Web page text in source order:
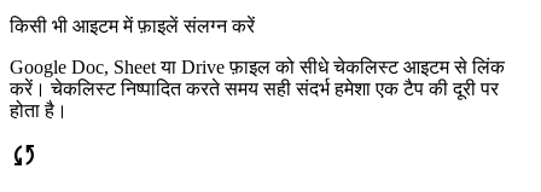
किसी भी आइटम में फ़ाइलें संलग्न करें
Google Doc, Sheet या Drive फ़ाइल को सीधे चेकलिस्ट आइटम से लिंक
करें। चेकलिस्ट निष्पादित करते समय सही संदर्भ हमेशा एक टैप की दूरी पर
होता है।
sync